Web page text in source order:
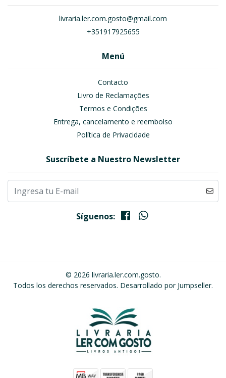
livraria.ler.com.gosto@gmail.com
+351917925655
Menú
Contacto
Livro de Reclamações
Termos e Condições
Entrega, cancelamento e reembolso
Política de Privacidade
Suscríbete a Nuestro Newsletter
Síguenos:
© 2026 livraria.ler.com.gosto.
Todos los derechos reservados. Desarrollado por Jumpseller.